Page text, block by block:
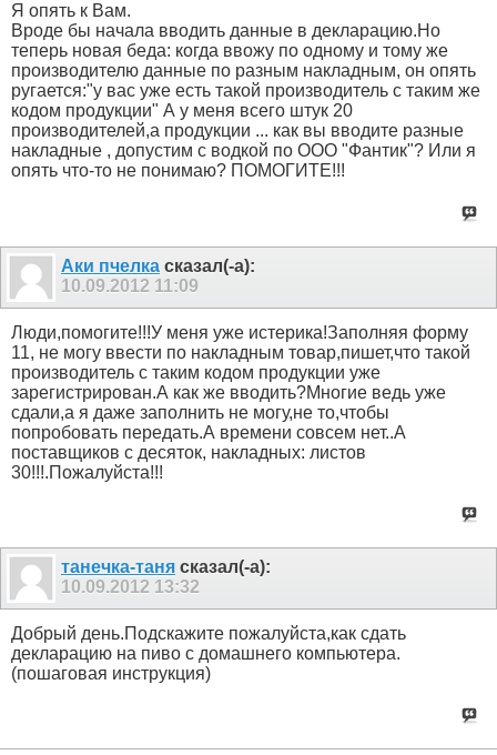
Я опять к Вам.
Вроде бы начала вводить данные в декларацию.Но
теперь новая беда: когда ввожу по одному и тому же
производителю данные по разным накладным, он опять
ругается:"у вас уже есть такой производитель с таким же
кодом продукции" А у меня всего штук 20
производителей,а продукции ... как вы вводите разные
накладные , допустим с водкой по ООО "Фантик"? Или я
опять что-то не понимаю? ПОМОГИТЕ!!!
Аки пчелка сказал(-а):
10.09.2012 11:09
Люди,помогите!!!У меня уже истерика!Заполняя форму
11, не могу ввести по накладным товар,пишет,что такой
производитель с таким кодом продукции уже
зарегистрирован.А как же вводить?Многие ведь уже
сдали,а я даже заполнить не могу,не то,чтобы
попробовать передать.А времени совсем нет..А
поставщиков с десяток, накладных: листов
30!!!.Пожалуйста!!!
танечка-таня сказал(-а):
10.09.2012 13:32
Добрый день.Подскажите пожалуйста,как сдать
декларацию на пиво с домашнего компьютера.
(пошаговая инструкция)